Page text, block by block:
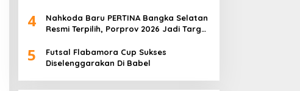
4
Nahkoda Baru PERTINA Bangka Selatan
Resmi Terpilih, Porprov 2026 Jadi Target
5
Futsal Flabamora Cup Sukses
Diselenggarakan Di Babel